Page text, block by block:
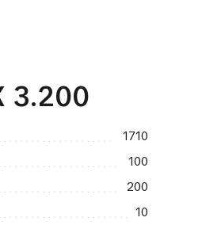
3.200
1710
100
200
10